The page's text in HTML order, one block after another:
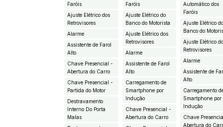
Faróis
Ajuste Elétrico dos
Retrovisores
Alarme
Assistente de Farol
Alto
Chave Presencial -
Abertura do Carro
Chave Presencial -
Partida do Motor
Destravamento
Interno Do Porta
Malas
Faróis
Ajuste Elétrico do
Banco do Motorista
Ajuste Elétrico dos
Retrovisores
Alarme
Assistente de Farol
Alto
Carregamento de
Smartphone por
Indução
Chave Presencial -
Abertura do Carro
Automático dos
Faróis
Ajuste Elétrico
Banco do
Ajuste Elétrico
Retrovisores
Alarme
Assistente de
Alto
Carregamento
Smartphone por
Indução
Chave
Abertura do